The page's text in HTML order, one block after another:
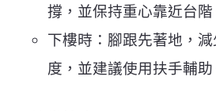
撐，並保持重心靠近台階
下樓時：腳跟先著地，
度，並建議使用扶手輔助